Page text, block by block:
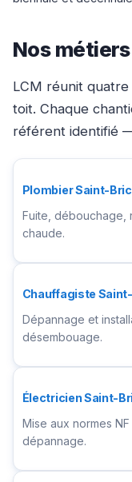
Nos
LCM réunit
toit. Chaque
référent identifié
Plombier Saint-
Fuite, débouchage,
chaude.
Chauffagiste
Dépannage et
désembouage.
Électricien Saint-
Mise aux normes
dépannage.